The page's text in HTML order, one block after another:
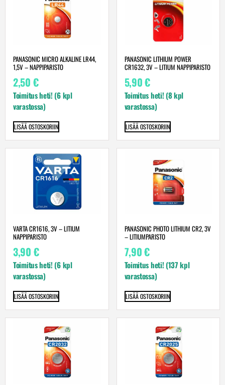
PANASONIC MICRO ALKALINE LR44,
1,5V – NAPPIPARISTO
2,50 €
Toimitus heti! (6 kpl
varastossa)
LISÄÄ OSTOSKORIIN
PANASONIC LITHIUM POWER
CR1632, 3V – LITIUM NAPPIPARISTO
5,90€
Toimitus heti! (8 kpl
varastossa)
LISÄÄ OSTOSKORIIN
VARTA CR1616, 3V – LITIUM
NAPPIPARISTO
3,90 €
Toimitus heti! (6 kpl
varastossa)
LISÄÄ OSTOSKORIIN
PANASONIC PHOTO LITHIUM CR2, 3V
– LITIUMPARISTO
7,90€
Toimitus heti! (137 kpl
varastossa)
LISÄÄ OSTOSKORIIN